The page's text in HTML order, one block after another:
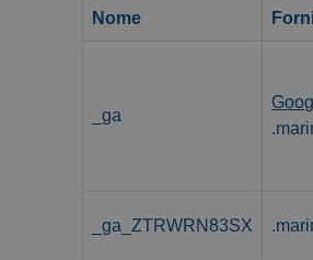
Nome
_ga
_ga_ZTRWRN83SX